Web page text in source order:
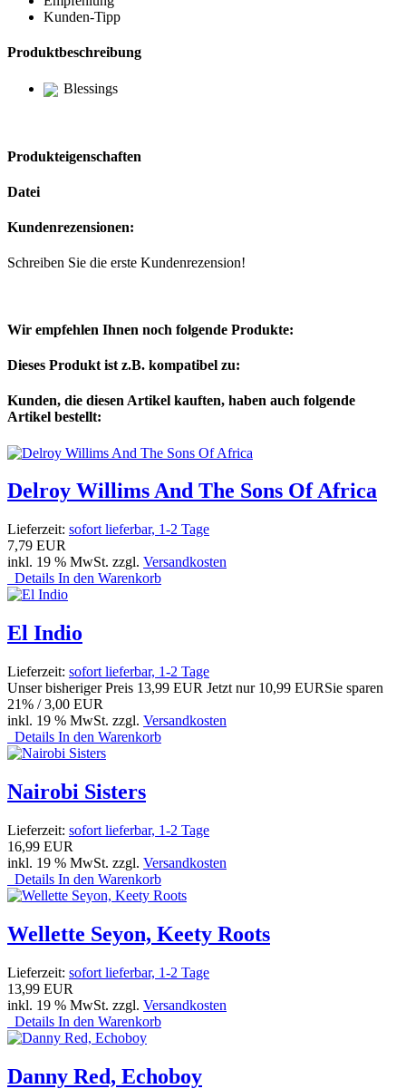
Kunden-Tipp
Produktbeschreibung
Blessings
Produkteigenschaften
Datei
Kundenrezensionen:
Schreiben Sie die erste Kundenrezension!
Wir empfehlen Ihnen noch folgende Produkte:
Dieses Produkt ist z.B. kompatibel zu:
Kunden, die diesen Artikel kauften, haben auch folgende
Artikel bestellt:
Delroy Willims And The Sons Of Africa
Lieferzeit: sofort lieferbar, 1-2 Tage
7,79 EUR
inkl. 19 % MwSt. zzgl. Versandkosten
Details In den Warenkorb
El Indio
Lieferzeit: sofort lieferbar, 1-2 Tage
Unser bisheriger Preis 13,99 EUR Jetzt nur 10,99 EURSie sparen
21% / 3,00 EUR
inkl. 19 % MwSt. zzgl. Versandkosten
Details In den Warenkorb
Nairobi Sisters
Lieferzeit: sofort lieferbar, 1-2 Tage
16,99 EUR
inkl. 19 % MwSt. zzgl. Versandkosten
Details In den Warenkorb
Wellette Seyon, Keety Roots
Lieferzeit: sofort lieferbar, 1-2 Tage
13,99 EUR
inkl. 19 % MwSt. zzgl. Versandkosten
Details In den Warenkorb
Danny Red, Echoboy